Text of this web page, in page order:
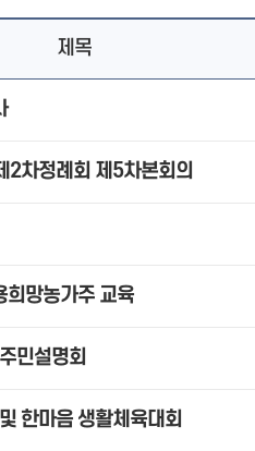
제목
2차정례회 제5차본회의
희망농가주 교육
민설명회
한마음 생활체육대회